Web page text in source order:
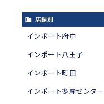
店舗別
インポート府中
インポート八王子
インポート町田
インポート多摩センター